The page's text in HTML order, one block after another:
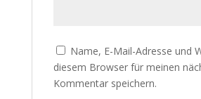
Name, E-Mail-Adresse und
diesem Browser für meinen
Kommentar speichern.